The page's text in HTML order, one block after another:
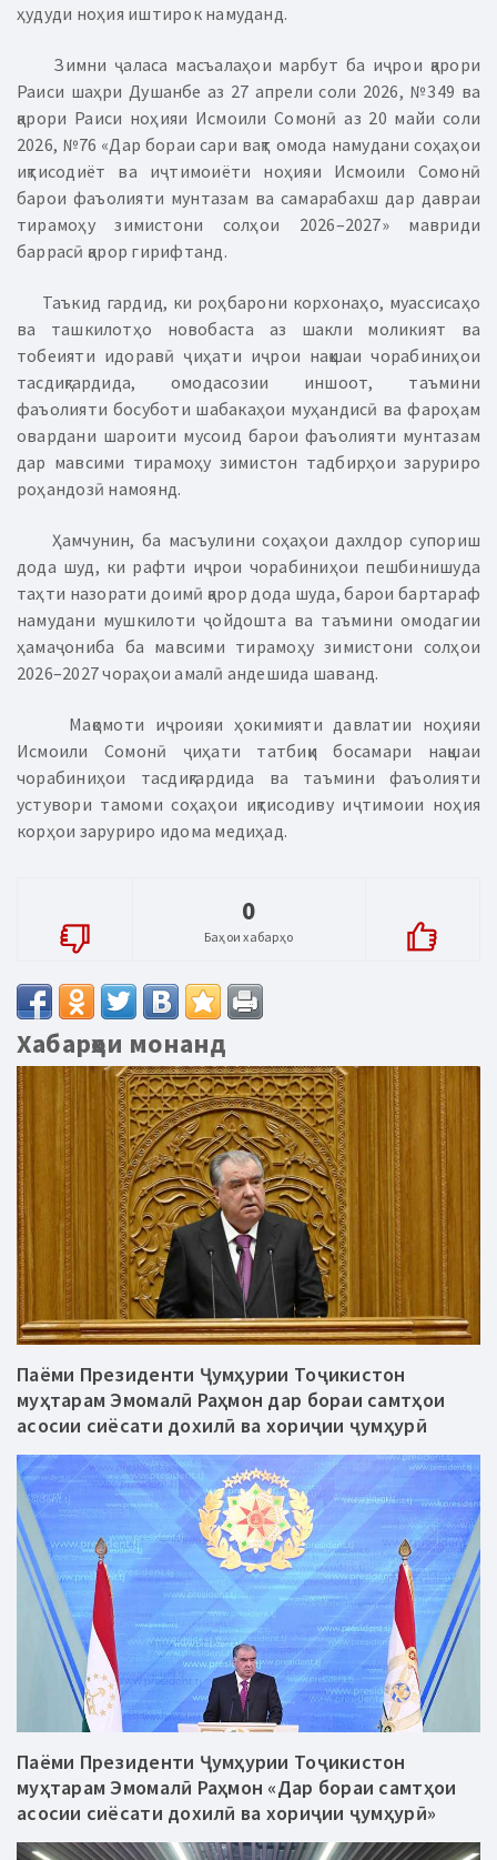
ҳудуди ноҳия иштирок намуданд.
Зимни ҷаласа масъалаҳои марбут ба иҷрои қарори
Раиси шаҳри Душанбе аз 27 апрели соли 2026, №349 ва
қарори Раиси ноҳияи Исмоили Сомонӣ аз 20 майи соли
2026, №76 «Дар бораи сари вақт омода намудани соҳаҳои
иқтисодиёт ва иҷтимоиёти ноҳияи Исмоили Сомонӣ
барои фаъолияти мунтазам ва самарабахш дар давраи
тирамоҳу зимистони солҳои 2026–2027» мавриди
баррасӣ қарор гирифтанд.
Таъкид гардид, ки роҳбарони корхонаҳо, муассисаҳо
ва ташкилотҳо новобаста аз шакли моликият ва
тобеияти идоравӣ ҷиҳати иҷрои нақшаи чорабиниҳои
тасдиқгардида, омодасозии иншоот, таъмини
фаъолияти босуботи шабакаҳои муҳандисӣ ва фароҳам
овардани шароити мусоид барои фаъолияти мунтазам
дар мавсими тирамоҳу зимистон тадбирҳои заруриро
роҳандозӣ намоянд.
Ҳамчунин, ба масъулини соҳаҳои дахлдор супориш
дода шуд, ки рафти иҷрои чорабиниҳои пешбинишуда
таҳти назорати доимӣ қарор дода шуда, барои бартараф
намудани мушкилоти ҷойдошта ва таъмини омодагии
ҳамаҷониба ба мавсими тирамоҳу зимистони солҳои
2026–2027 чораҳои амалӣ андешида шаванд.
Мақомоти иҷроияи ҳокимияти давлатии ноҳияи
Исмоили Сомонӣ ҷиҳати татбиқи босамари нақшаи
чорабиниҳои тасдиқгардида ва таъмини фаъолияти
устувори тамоми соҳаҳои иқтисодиву иҷтимоии ноҳия
корҳои заруриро идома медиҳад.
0
Баҳои хабарҳо
Хабарҳои монанд
Паёми Президенти Ҷумҳурии Тоҷикистон
муҳтарам Эмомалӣ Раҳмон дар бораи самтҳои
асосии сиёсати дохилӣ ва хориҷии ҷумҳурӣ
Паёми Президенти Ҷумҳурии Тоҷикистон
муҳтарам Эмомалӣ Раҳмон «Дар бораи самтҳои
асосии сиёсати дохилӣ ва хориҷии ҷумҳурӣ»